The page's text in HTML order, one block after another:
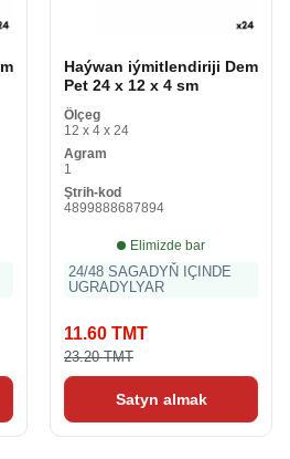
Haýwan iýmitlendiriji Dem
Pet 24 x 12 x 4 sm
Ölçeg
12 x 4 x 24
Agram
1
Ştrih-kod
4899888687894
Elimizde bar
24/48 SAGADYŇ IÇINDE
UGRADYLYAR
11.60 TMT
23.20 TMT
Satyn almak